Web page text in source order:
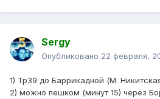
Sergy
Опубликовано 22 февраля,
1) Тр39 до Баррикадной (М.
2) можно пешком (минут 15) через